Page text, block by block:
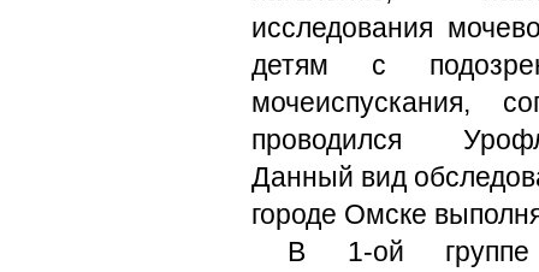
исследования
детям с
мочеиспускания,
проводился
Данный вид
городе Омске
В 1-ой